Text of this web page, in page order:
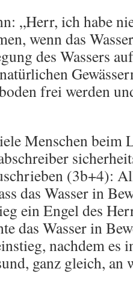
„Herr, ich habe
wenn das
des Wassers
frei werden
Menschen beim
(3b+4):
das Wasser in
ein Engel des
das Wasser in
nachdem es
ganz gleich,